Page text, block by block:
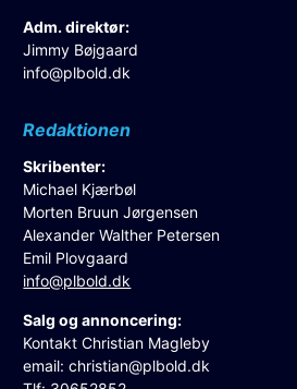
Adm. direktør:
Jimmy Bøjgaard
info@plbold.dk
Redaktionen
Skribenter:
Michael Kjærbøl
Morten Bruun Jørgensen
Alexander Walther Petersen
Emil Plovgaard
info@plbold.dk
Salg og annoncering:
Kontakt Christian Magleby
email:christian@plbold.dk